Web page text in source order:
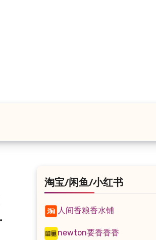
淘宝/闲鱼/小红书
人间香粮香水铺
newton要香香香